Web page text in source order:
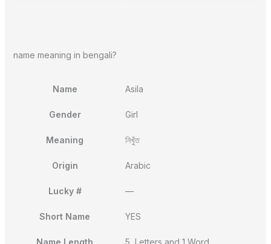
name meaning in bengali?
Name Asila
Gender Girl
Meaning নিখুঁত
Origin Arabic
Lucky # —
Short Name YES
Name Length 5 Letters and 1 Word